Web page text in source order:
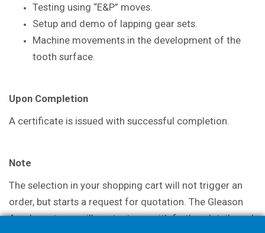
Testing using “E&P” moves.
Setup and demo of lapping gear sets.
Machine movements in the development of the
tooth surface.
Upon Completion
A certificate is issued with successful completion.
Note
The selection in your shopping cart will not trigger an
order, but starts a request for quotation. The Gleason
Academy team will contact you with further details and